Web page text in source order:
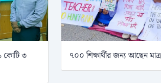
কোটি ৩
৭০০ শিক্ষার্থীর জন্য আছেন